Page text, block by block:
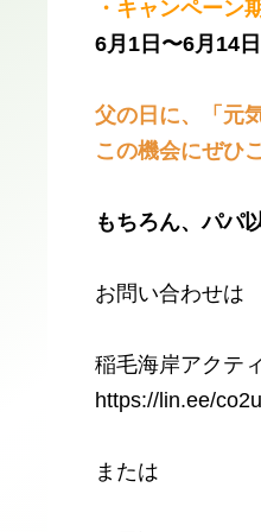
・キャンペーン
​6月1日〜6月14日
父の日に、「元
この機会にぜひ
もちろん、パパ
お問い合わせは
稲毛海岸アクテ
​https://lin.ee/
​または